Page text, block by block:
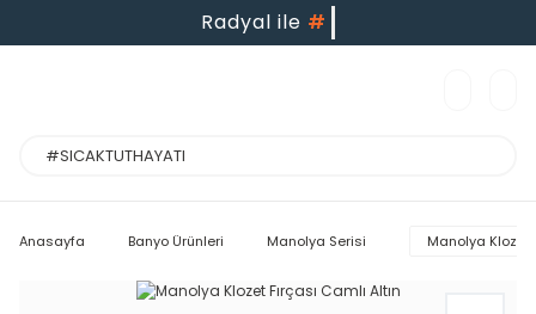
Radyal ile #
Anasayfa Banyo Ürünleri Manolya Serisi Manolya Klozet